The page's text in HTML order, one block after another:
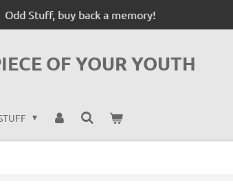
Odd Stuff, buy back a memory!
OF YOUR YOUTH